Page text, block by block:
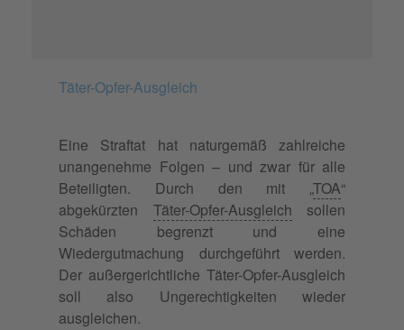
Täter-Opfer-Ausgleich
Eine Straftat hat naturgemäß zahlreiche
unangenehme Folgen – und zwar für alle
Beteiligten. Durch den mit „TOA“
abgekürzten Täter-Opfer-Ausgleich sollen
Schäden begrenzt und eine
Wiedergutmachung durchgeführt werden.
Der außergerichtliche Täter-Opfer-Ausgleich
soll also Ungerechtigkeiten wieder
ausgleichen.